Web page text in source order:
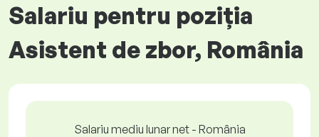
Salariu pentru poziția
Asistent de zbor, România
Salariu mediu lunar net - România